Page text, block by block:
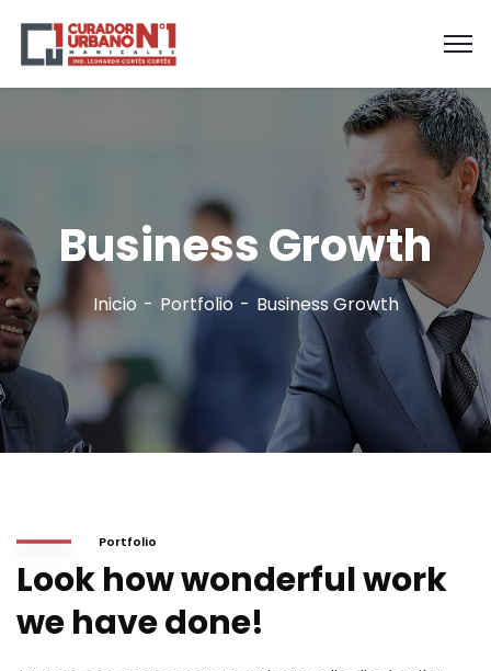
Business Growth
Inicio Portfolio Business Growth
Portfolio
Look how wonderful work
we have done!